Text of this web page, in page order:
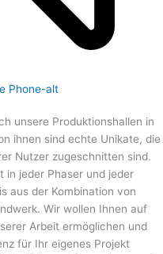
Phone-alt
unsere Produktionshallen in
ihnen sind echte Unikate, die
Nutzer zugeschnitten sind.
in jeder Phaser und jeder
aus der Kombination von
Wir wollen Ihnen auf
Arbeit ermöglichen und
für Ihr eigenes Projekt